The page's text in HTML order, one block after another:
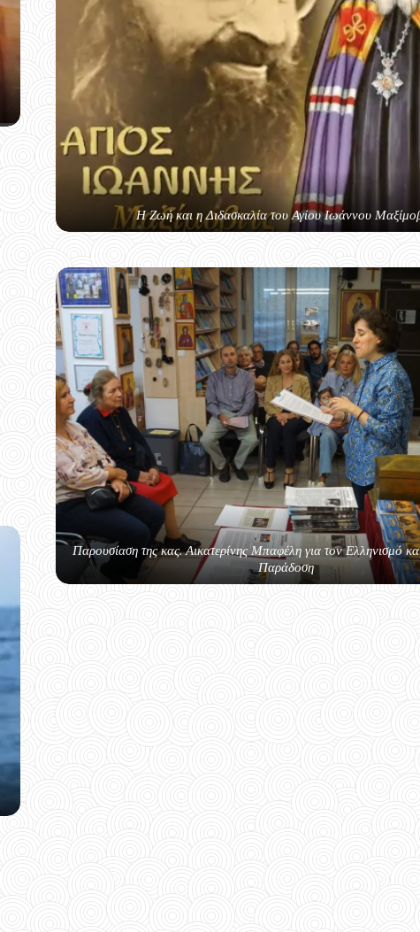
Η Ζωή και η Διδασκαλία του Αγίου Ιωάννου
Παρουσίαση της κας. Αικατερίνης Μπαφέλη για τον Ελληνισμό
Παράδοση